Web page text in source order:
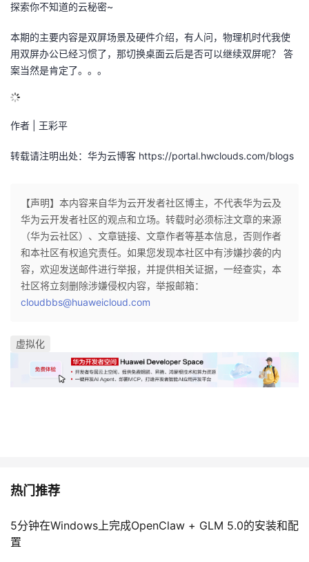
者
的
博
我
的
坛
我
圈
子
的
直
播
我
的
活
我
的
发
者
学
堂
的
课
程
我
的
认
我
的
我
Programs
的
支
持
我
技
术
支
的
云
声
探索你不知道的云秘密~
本期的主要内容是双屏场景及硬件介绍，有人问，物理机时代我使
用双屏办公已经习惯了，那切换桌面云后是否可以继续双屏呢？ 答
案当然是肯定了。。。
作者 | 王彩平
转载请注明出处：华为云博客 https://portal.hwclouds.com/blogs
【声明】本内容来自华为云开发者社区博主，不代表华为云及
华为云开发者社区的观点和立场。转载时必须标注文章的来源
（华为云社区）、文章链接、文章作者等基本信息，否则作者
和本社区有权追究责任。如果您发现本社区中有涉嫌抄袭的内
容，欢迎发送邮件进行举报，并提供相关证据，一经查实，本
社区将立刻删除涉嫌侵权内容，举报邮箱：
cloudbbs@huaweicloud.com
虚拟化
热门推荐
5分钟在Windows上完成OpenClaw + GLM 5.0的安装和配
置